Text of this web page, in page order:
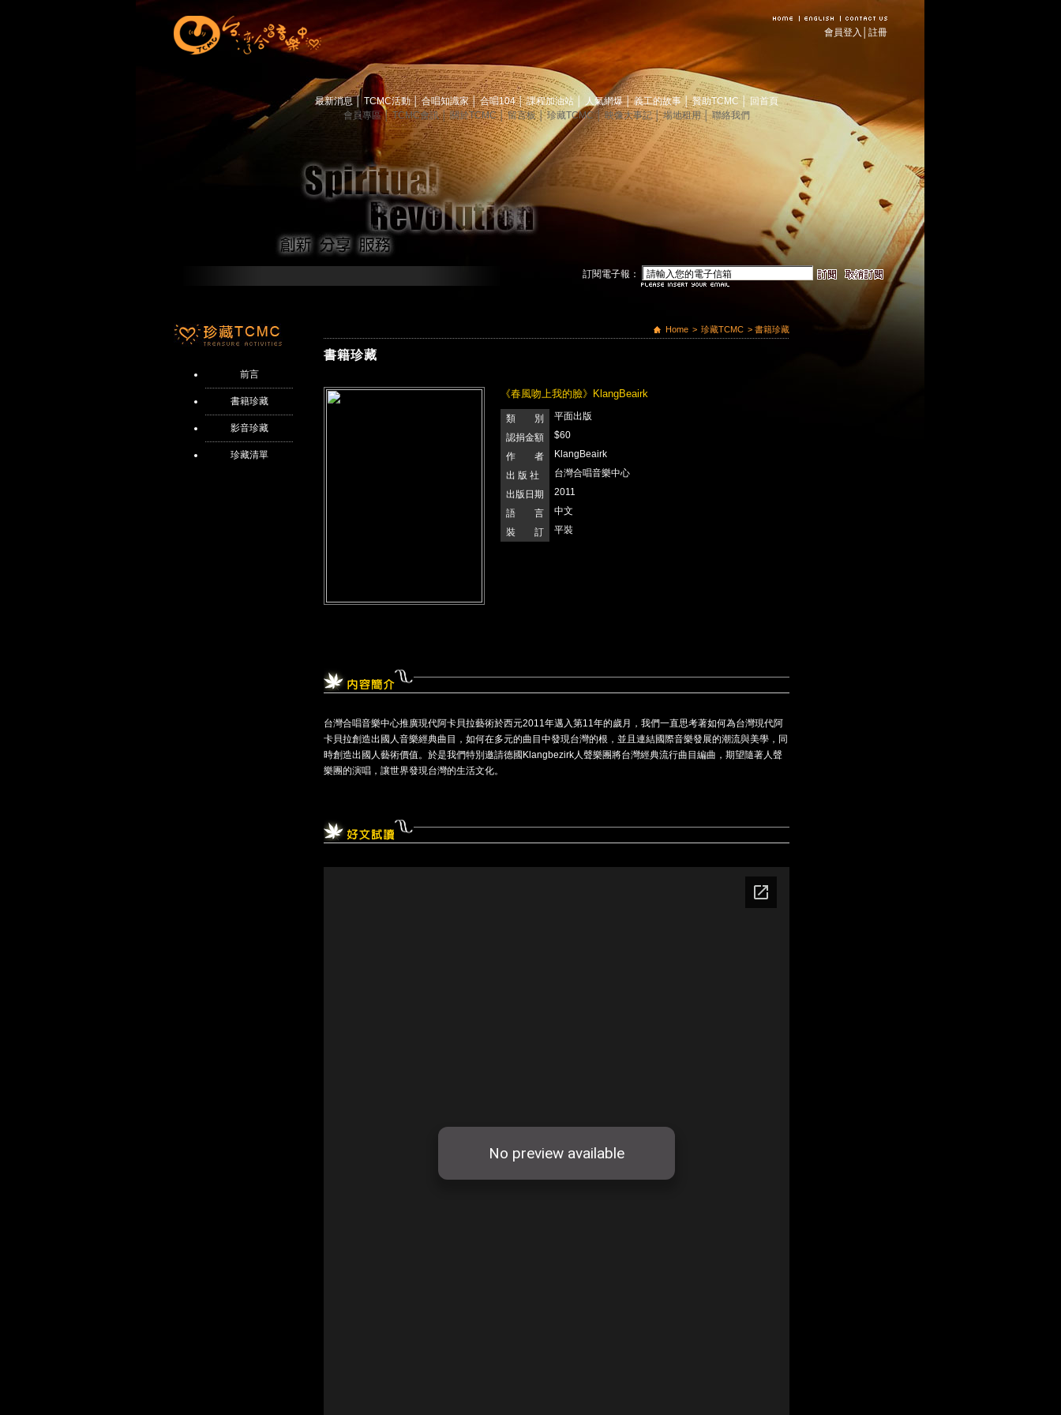
註冊
會員登入
最新消息 TCMC活動│ 合唱知識家│ 合唱104│ 課程加油站 人氣網爆│ 義工的故事 │ 贊助TCMC │ 回首頁
會員專區│ TCMC會訊│ 關於TCMC│ 留言板│ 珍藏TCMC│ 映像大事記│ 場地租用│ 聯絡我們
訂閱電子報：
前言
書籍珍藏
影音珍藏
珍藏清單
Home > 珍藏TCMC > 書籍珍藏
書籍珍藏
《春風吻上我的臉》KlangBeairk
類 別
平面出版
認捐金額
$60
作 者
KlangBeairk
出 版 社
台灣合唱音樂中心
出版日期
2011
語 言
中文
裝 訂
平裝
台灣合唱音樂中心推廣現代阿卡貝拉藝術於西元2011年邁入第11年的歲月，我們一直思考著如何為台灣現代阿
卡貝拉創造出國人音樂經典曲目，如何在多元的曲目中發現台灣的根，並且連結國際音樂發展的潮流與美學，同
時創造出國人藝術價值。於是我們特別邀請德國Klangbezirk人聲樂團將台灣經典流行曲目編曲，期望隨著人聲
樂團的演唱，讓世界發現台灣的生活文化。